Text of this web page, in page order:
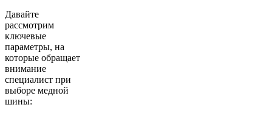
Давайте
рассмотрим
ключевые
параметры, на
которые обращает
внимание
специалист при
выборе медной
шины: